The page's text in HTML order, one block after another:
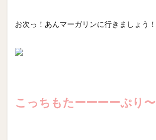
お次っ！あんマーガリンに行きましょう！
こっちもたーーーーぷり〜